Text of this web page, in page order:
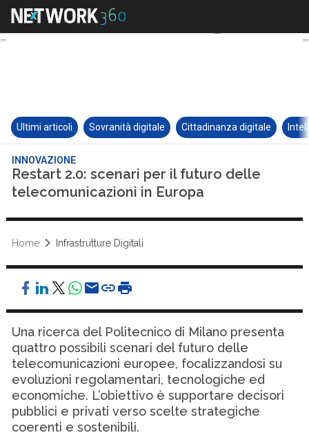
Ultimi articoli Sovranità digitale Cittadinanza digitale
INNOVAZIONE
Restart 2.0: scenari per il futuro delle
telecomunicazioni in Europa
Home Infrastrutture Digitali
Una ricerca del Politecnico di Milano presenta
quattro possibili scenari del futuro delle
telecomunicazioni europee, focalizzandosi su
evoluzioni regolamentari, tecnologiche ed
economiche. L’obiettivo è supportare decisori
pubblici e privati verso scelte strategiche
coerenti e sostenibili.